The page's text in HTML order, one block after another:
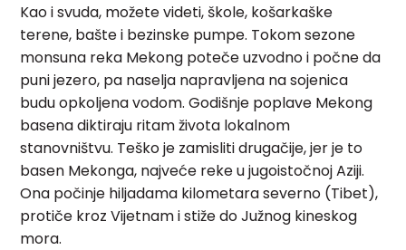
Kao i svuda, možete videti, škole, košarkaške
terene, bašte i bezinske pumpe. Tokom sezone
monsuna reka Mekong poteče uzvodno i počne da
puni jezero, pa naselja napravljena na sojenica
budu opkoljena vodom. Godišnje poplave Mekong
basena diktiraju ritam života lokalnom
stanovništvu. Teško je zamisliti drugačije, jer je to
basen Mekonga, najveće reke u jugoistočnoj Aziji.
Ona počinje hiljadama kilometara severno (Tibet),
protiče kroz Vijetnam i stiže do Južnog kineskog
mora.